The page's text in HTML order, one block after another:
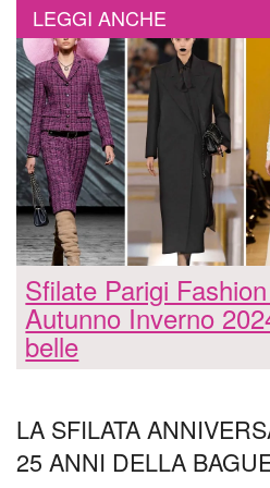
LEGGI ANCHE
Sfilate Parigi
Autunno Inverno
belle
LA SFILATA
25 ANNI DELLA